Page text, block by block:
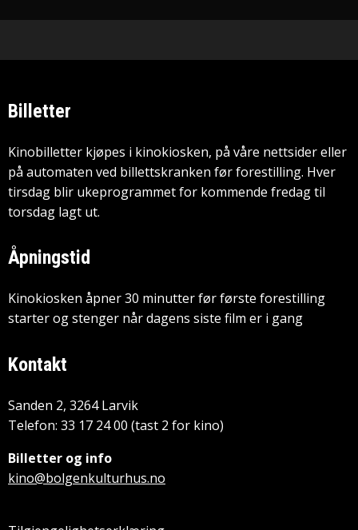
Billetter
Kinobilletter kjøpes i kinokiosken, på våre nettsider eller
på automaten ved billettskranken før forestilling. Hver
tirsdag blir ukeprogrammet for kommende fredag til
torsdag lagt ut.
Åpningstid
Kinokiosken åpner 30 minutter før første forestilling
starter og stenger når dagens siste film er i gang
Kontakt
Sanden 2, 3264 Larvik
Telefon: 33 17 24 00 (tast 2 for kino)
Billetter og info
kino@bolgenkulturhus.no